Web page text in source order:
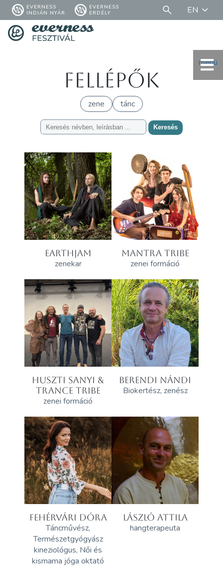
EVERNESS
INDIÁN NYÁR
EVERNESS
ERDÉLY
EN
menü
Fellépők
zene tánc
Keresés
EARTHJAM
zenekar
MANTRA TRIBE
zenei formáció
HUSZTI SANYI &
TRANCE TRIBE
zenei formáció
BERENDI NÁNDI
Biokertész, zenész
FEHÉRVÁRI DÓRA
Táncművész,
Természetgyógyász
kineziológus, Női és
kismama jóga oktató
LÁSZLÓ ATTILA
hangterapeuta